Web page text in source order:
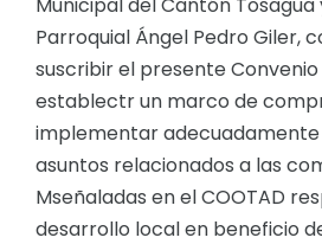
Obras y proyectos
Parroquial Ángel Pedro Giler,
suscribir el presente
establectr un marco de
implementar adecuadamente
asuntos relacionados a las
Mseñaladas en el COOTAD
desarrollo local en beneficio